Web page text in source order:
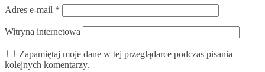
Adres e-mail *
Witryna internetowa
Zapamiętaj moje dane w tej przeglądarce podczas pisania
kolejnych komentarzy.